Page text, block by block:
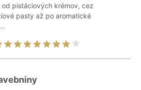
pistáciových krémov, cez
pasty až po aromatické